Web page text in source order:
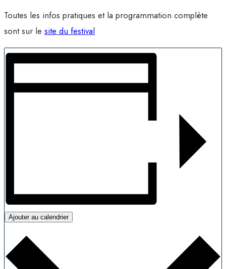
Toutes les infos pratiques et la programmation complète
sont sur le site du festival
Ajouter au calendrier